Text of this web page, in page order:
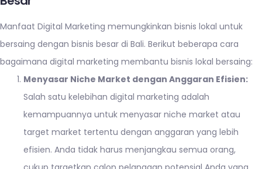
Manfaat Digital Marketing memungkinkan bisnis lokal untuk
bersaing dengan bisnis besar di Bali. Berikut beberapa cara
bagaimana digital marketing membantu bisnis lokal bersaing:
Menyasar Niche Market dengan Anggaran Efisien:
Salah satu kelebihan digital marketing adalah
kemampuannya untuk menyasar niche market atau
target market tertentu dengan anggaran yang lebih
efisien. Anda tidak harus menjangkau semua orang,